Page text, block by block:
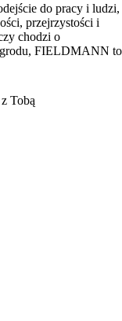
do pracy i ludzi,
przejrzystości i
chodzi o
FIELDMANN to
Tobą